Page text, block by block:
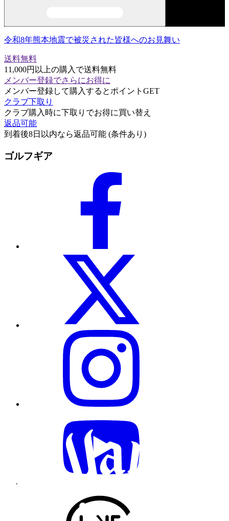
令和8年熊本地震で被災された皆様へのお見舞い
送料無料
11,000円以上の購入で送料無料
メンバー登録でさらにお得に
メンバー登録して購入するとポイントGET
クラブ下取り
クラブ購入時に下取りでお得に買い替え
返品可能
到着後8日以内なら返品可能 (条件あり)
ゴルフギア